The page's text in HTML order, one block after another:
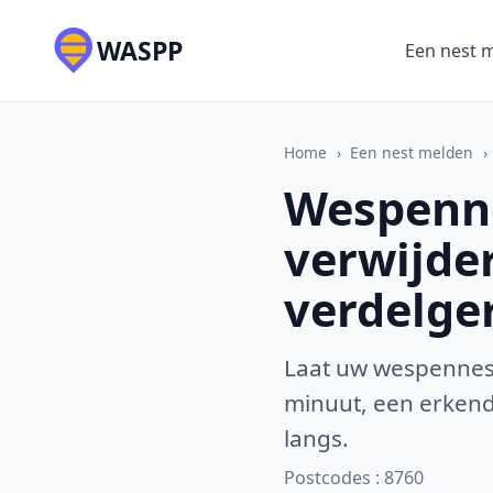
WASPP Een nest
Home › Een nest melden ›
Laat uw
minuut, een
langs.
Postcodes : 8760